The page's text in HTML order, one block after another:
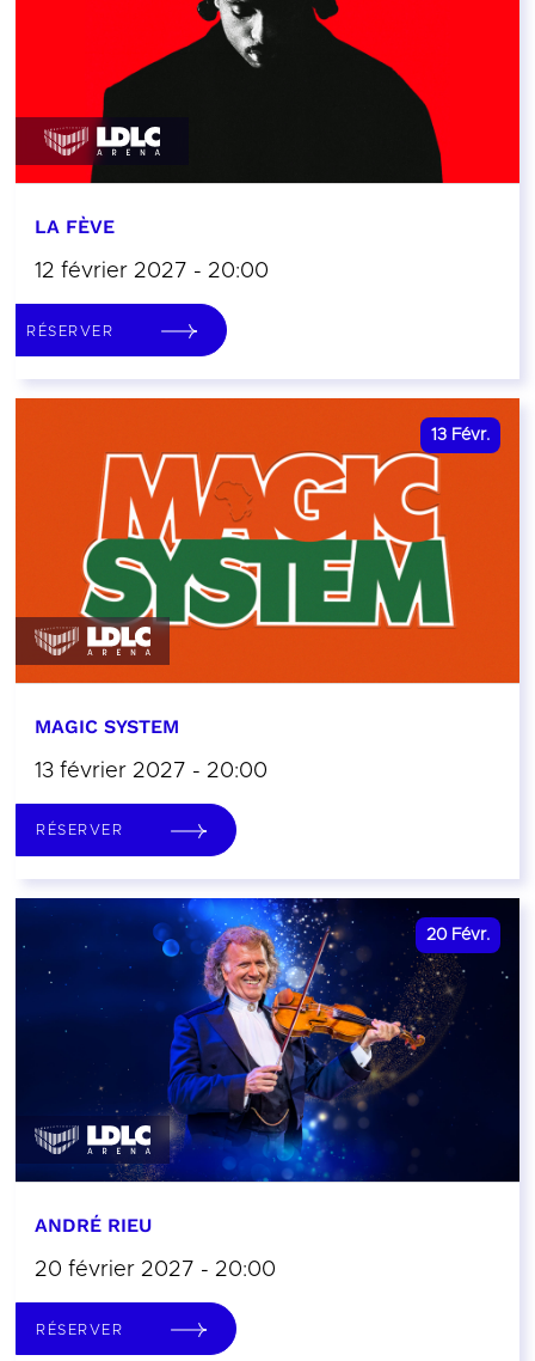
LA FÈVE
12 février 2027 - 20:00
RÉSERVER
13 Févr.
MAGIC SYSTEM
13 février 2027 - 20:00
RÉSERVER
20 Févr.
ANDRÉ RIEU
20 février 2027 - 20:00
RÉSERVER